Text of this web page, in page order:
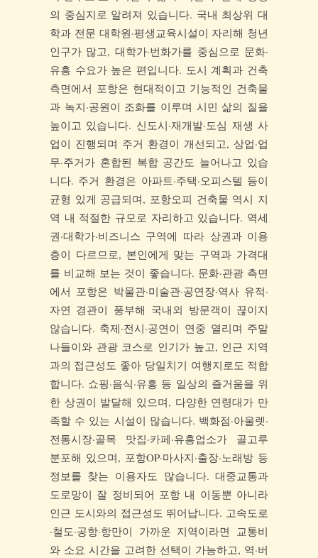
의 중심지로 알려져 있습니다. 국내 최상위 대
학과 전문 대학원·평생교육시설이 자리해 청년
인구가 많고, 대학가·번화가를 중심으로 문화·
유흥 수요가 높은 편입니다. 도시 계획과 건축
측면에서 포항은 현대적이고 기능적인 건축물
과 녹지·공원이 조화를 이루며 시민 삶의 질을
높이고 있습니다. 신도시·재개발·도심 재생 사
업이 진행되며 주거 환경이 개선되고, 상업·업
무·주거가 혼합된 복합 공간도 늘어나고 있습
니다. 주거 환경은 아파트·주택·오피스텔 등이
균형 있게 공급되며, 포항오피 건축물 역시 지
역 내 적절한 규모로 자리하고 있습니다. 역세
권·대학가·비즈니스 구역에 따라 상권과 이용
층이 다르므로, 본인에게 맞는 구역과 가격대
를 비교해 보는 것이 좋습니다. 문화·관광 측면
에서 포항은 박물관·미술관·공연장·역사 유적·
자연 경관이 풍부해 국내외 방문객이 끊이지
않습니다. 축제·전시·공연이 연중 열리며 주말
나들이와 관광 코스로 인기가 높고, 인근 지역
과의 접근성도 좋아 당일치기 여행지로도 적합
합니다. 쇼핑·음식·유흥 등 일상의 즐거움을 위
한 상권이 발달해 있으며, 다양한 연령대가 만
족할 수 있는 시설이 많습니다. 백화점·아울렛·
전통시장·골목 맛집·카페·유흥업소가 골고루
분포해 있으며, 포항OP·마사지·출장·노래방 등
정보를 찾는 이용자도 많습니다. 대중교통과
도로망이 잘 정비되어 포항 내 이동뿐 아니라
인근 도시와의 접근성도 뛰어납니다. 고속도로
·철도·공항·항만이 가까운 지역이라면 교통비
와 소요 시간을 고려한 선택이 가능하고, 역·버